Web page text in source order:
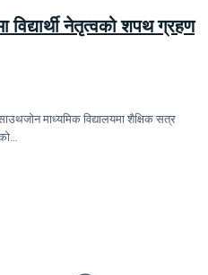
विद्यार्थी नेतृत्वको शपथ ग्रहण
माध्यमिक विद्यालयमा शैक्षिक सत्र